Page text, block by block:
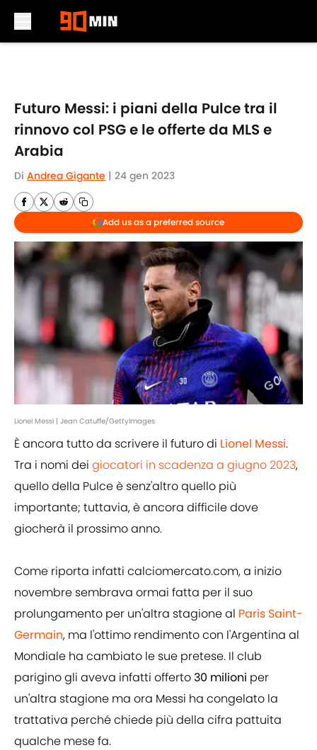
Futuro Messi: i piani della Pulce tra il
rinnovo col PSG e le offerte da MLS e
Arabia
Di Andrea Gigante | 24 gen 2023
Add us as a preferred source
Lionel Messi | Jean Catuffe/GettyImages
È ancora tutto da scrivere il futuro di Lionel Messi.
Tra i nomi dei giocatori in scadenza a giugno 2023,
quello della Pulce è senz'altro quello più
importante; tuttavia, è ancora difficile dove
giocherà il prossimo anno.
Come riporta infatti calciomercato.com, a inizio
novembre sembrava ormai fatta per il suo
prolungamento per un'altra stagione al Paris Saint-
Germain, ma l'ottimo rendimento con l'Argentina al
Mondiale ha cambiato le sue pretese. Il club
parigino gli aveva infatti offerto 30 milioni per
un'altra stagione ma ora Messi ha congelato la
trattativa perché chiede più della cifra pattuita
qualche mese fa.